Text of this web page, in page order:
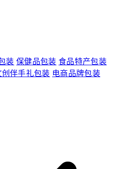
装 保健品包装 食品特产包装
创伴手礼包装 电商品牌包装